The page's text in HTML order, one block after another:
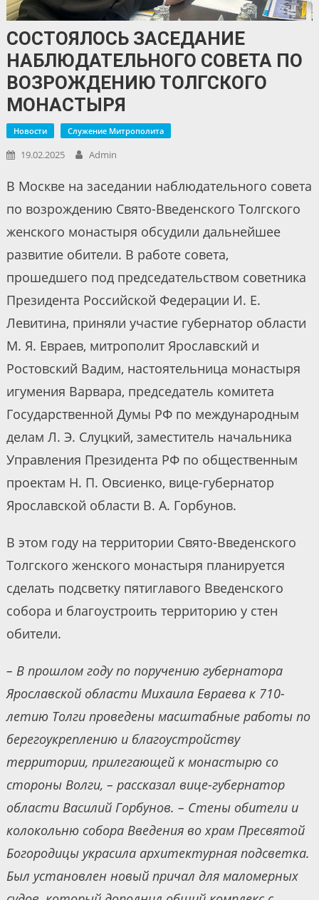
СОСТОЯЛОСЬ ЗАСЕДАНИЕ
НАБЛЮДАТЕЛЬНОГО СОВЕТА ПО
ВОЗРОЖДЕНИЮ ТОЛГСКОГО
МОНАСТЫРЯ
Новости Служение Митрополита
19.02.2025 Admin
В Москве на заседании наблюдательного совета
по возрождению Свято-Введенского Толгского
женского монастыря обсудили дальнейшее
развитие обители. В работе совета,
прошедшего под председательством советника
Президента Российской Федерации И. Е.
Левитина, приняли участие губернатор области
М. Я. Евраев, митрополит Ярославский и
Ростовский Вадим, настоятельница монастыря
игумения Варвара, председатель комитета
Государственной Думы РФ по международным
делам Л. Э. Слуцкий, заместитель начальника
Управления Президента РФ по общественным
проектам Н. П. Овсиенко, вице-губернатор
Ярославской области В. А. Горбунов.
В этом году на территории Свято-Введенского
Толгского женского монастыря планируется
сделать подсветку пятиглавого Введенского
собора и благоустроить территорию у стен
обители.
– В прошлом году по поручению губернатора
Ярославской области Михаила Евраева к 710-
летию Толги проведены масштабные работы по
берегоукреплению и благоустройству
территории, прилегающей к монастырю со
стороны Волги, – рассказал вице-губернатор
области Василий Горбунов. – Стены обители и
колокольню собора Введения во храм Пресвятой
Богородицы украсила архитектурная подсветка.
Был установлен новый причал для маломерных